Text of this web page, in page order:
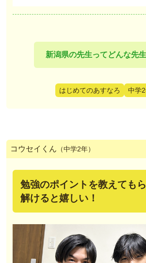
新潟県の先生ってどんな先
はじめてのあすなろ 中学
コウセイくん （中学2年）
勉強のポイントを教えても
解けると嬉しい！